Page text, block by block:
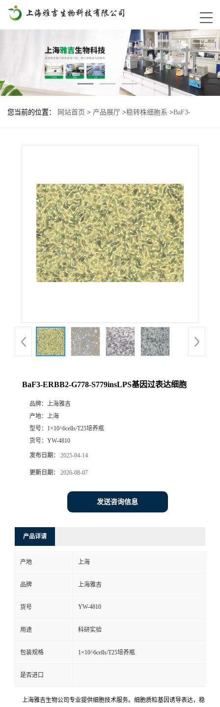
您当前的位置： 网站首页 > 产品展厅 >稳转株细胞系 >BaF3-
BaF3-ERBB2-G778-S779insLPS基因过表达细胞
品牌： 上海雅吉
产地： 上海
型号： 1×10^6cells/T25培养瓶
货号： YW-4810
发布日期： 2025-04-14
更新日期： 2026-08-07
发送咨询信息
产品详请
产地 上海
品牌 上海雅吉
货号 YW-4810
用途 科研实验
包装规格 1×10^6cells/T25培养瓶
是否进口
上海雅吉生物公司专业提供细胞技术服务。细胞质粒基因诱导表达，稳